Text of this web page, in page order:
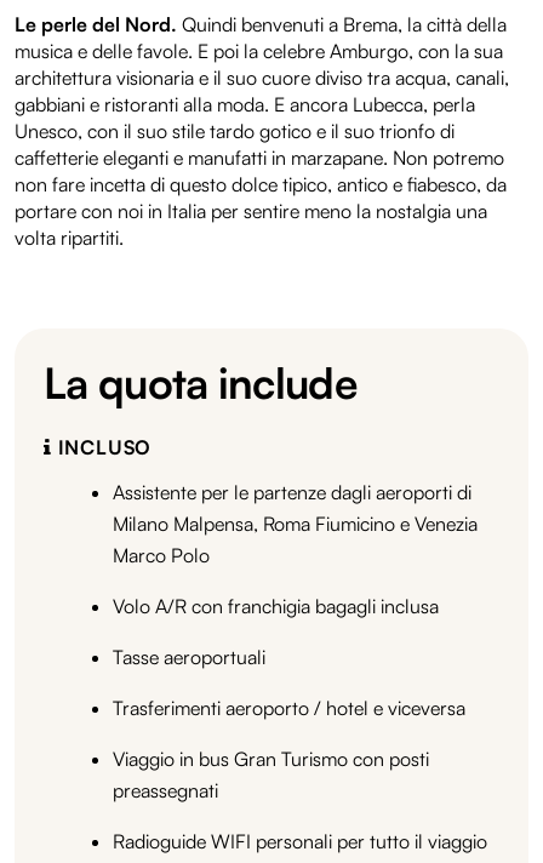
Le perle del Nord. Quindi benvenuti a Brema, la città della
musica e delle favole. E poi la celebre Amburgo, con la sua
architettura visionaria e il suo cuore diviso tra acqua, canali,
gabbiani e ristoranti alla moda. E ancora Lubecca, perla
Unesco, con il suo stile tardo gotico e il suo trionfo di
caffetterie eleganti e manufatti in marzapane. Non potremo
non fare incetta di questo dolce tipico, antico e fiabesco, da
portare con noi in Italia per sentire meno la nostalgia una
volta ripartiti.
La quota include
INCLUSO
Assistente per le partenze dagli aeroporti di
Milano Malpensa, Roma Fiumicino e Venezia
Marco Polo
Volo A/R con franchigia bagagli inclusa
Tasse aeroportuali
Trasferimenti aeroporto / hotel e viceversa
Viaggio in bus Gran Turismo con posti
preassegnati
Radioguide WIFI personali per tutto il viaggio